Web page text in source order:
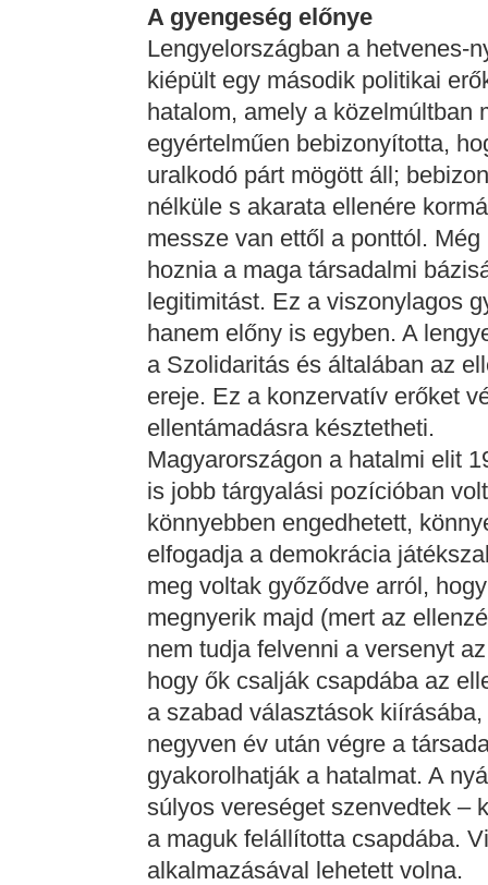
A gyengeség előnye
Lengyelországban a hetvenes-
kiépült egy második politikai
hatalom, amely a közelmúltban
egyértelműen bebizonyította,
uralkodó párt mögött áll;
nélküle s akarata ellenére
messze van ettől a ponttól.
hoznia a maga társadalmi
legitimitást. Ez a viszonylagos
hanem előny is egyben. A
a Szolidaritás és általában az
ereje. Ez a konzervatív erőket
ellentámadásra késztetheti.
Magyarországon a hatalmi elit
is jobb tárgyalási pozícióban
könnyebben engedhetett,
elfogadja a demokrácia
meg voltak győződve arról,
megnyerik majd (mert az
nem tudja felvenni a versenyt
hogy ők csalják csapdába az
a szabad választások
negyven év után végre a
gyakorolhatják a hatalmat. A
súlyos vereséget szenvedtek –
a maguk felállította csapdába.
alkalmazásával lehetett volna.